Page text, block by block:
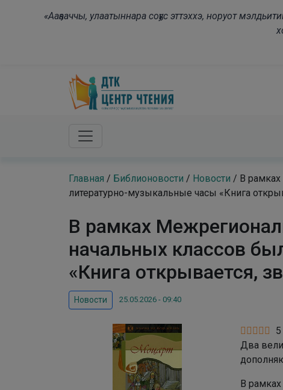
«Ааҕааччы, улаатыннара соҕус эттэххэ, норуот
Главная / Библионовости / Новости / В
литературно-музыкальные часы «Книга
В рамках
начальных классов
«Книга открывается,
Новости 25.05.2026 - 09:40
5
Два
В